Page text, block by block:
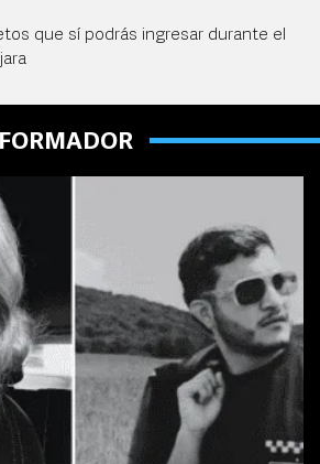
que sí podrás ingresar durante el